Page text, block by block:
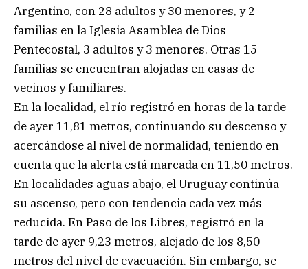
Argentino, con 28 adultos y 30 menores, y 2
familias en la Iglesia Asamblea de Dios
Pentecostal, 3 adultos y 3 menores. Otras 15
familias se encuentran alojadas en casas de
vecinos y familiares.
En la localidad, el río registró en horas de la tarde
de ayer 11,81 metros, continuando su descenso y
acercándose al nivel de normalidad, teniendo en
cuenta que la alerta está marcada en 11,50 metros.
En localidades aguas abajo, el Uruguay continúa
su ascenso, pero con tendencia cada vez más
reducida. En Paso de los Libres, registró en la
tarde de ayer 9,23 metros, alejado de los 8,50
metros del nivel de evacuación. Sin embargo, se